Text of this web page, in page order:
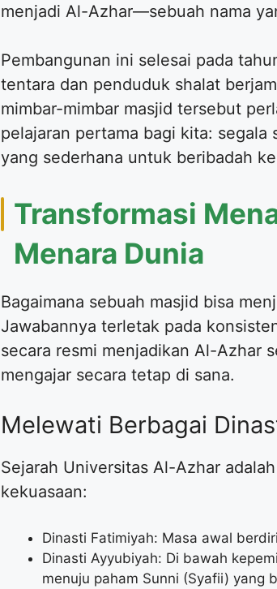
Pembangunan ini selesai pada
tentara dan penduduk shalat
mimbar-mimbar masjid tersebut
pelajaran pertama bagi kita:
yang sederhana untuk beribadah
Transformasi
Menara Dunia
Bagaimana sebuah masjid bisa
Jawabannya terletak pada
secara resmi menjadikan Al-Azhar
mengajar secara tetap di sana.
Melewati Berbagai
Sejarah Universitas Al-Azhar
kekuasaan:
Dinasti Fatimiyah: Masa awal
Dinasti Ayyubiyah: Di bawah
menuju paham Sunni (Syafii) yang